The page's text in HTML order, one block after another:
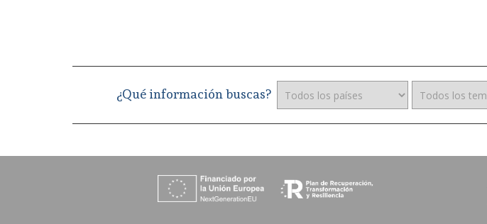
¿Qué información buscas?